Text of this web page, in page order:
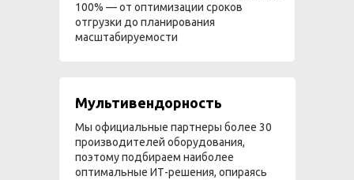
Мультивендорность
Мы официальные партнеры более 30
производителей оборудования,
поэтому подбираем наиболее
оптимальные ИТ-решения, опираясь
100% — от оптимизации сроков
отгрузки до планирования
масштабируемости